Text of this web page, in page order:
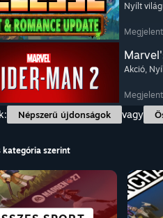
Nyílt
Akció,
Népszerű újdonságok vagy
kategória szerint